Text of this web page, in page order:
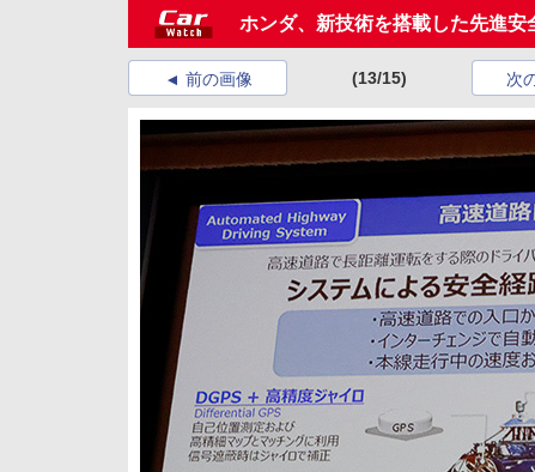
ホンダ、新技術を搭載した先進
前の画像 (13/15) 次